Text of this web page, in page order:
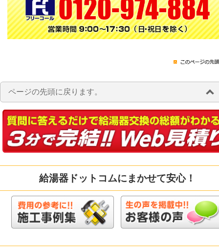
ページの先頭に戻ります。
給湯器ドットコムにまかせて安心！